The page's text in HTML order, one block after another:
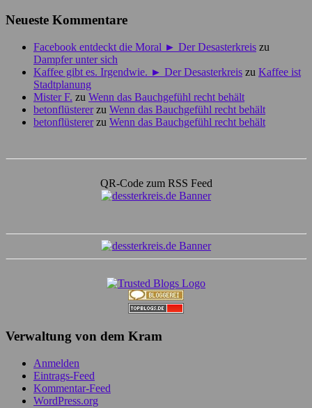
Neueste Kommentare
Facebook entdeckt die Moral ► Der Desasterkreis zu
Dampfer unter sich
Kaffee gibt es. Irgendwie. ► Der Desasterkreis zu Kaffee ist
Stadtplanung
Mister F. zu Wenn das Bauchgefühl recht behält
betonflüstererzu Wenn das Bauchgefühl recht behält
betonflüstererzu Wenn das Bauchgefühl recht behält
QR-Code zum RSS Feed
Verwaltung von dem Kram
Anmelden
Eintrags-Feed
Kommentar-Feed
WordPress.org